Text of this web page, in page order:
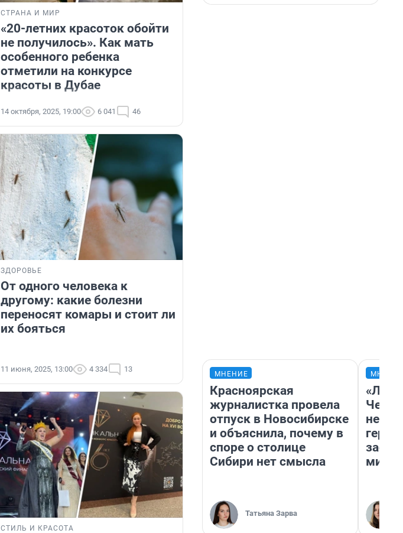
СТРАНА И МИР
«20-летних красоток обойти
не получилось». Как мать
особенного ребенка
отметили на конкурсе
красоты в Дубае
14 октября, 2025, 19:00 6 041 46
ЗДОРОВЬЕ
От одного человека к
другому: какие болезни
переносят комары и стоит ли
их бояться
11 июня, 2025, 13:00 4 334 13
СТИЛЬ И КРАСОТА
МНЕНИЕ
Красноярская
журналистка провела
отпуск в Новосибирске
и объяснила, почему в
споре о столице
Сибири нет смысла
Татьяна Зарва
Чем
герои